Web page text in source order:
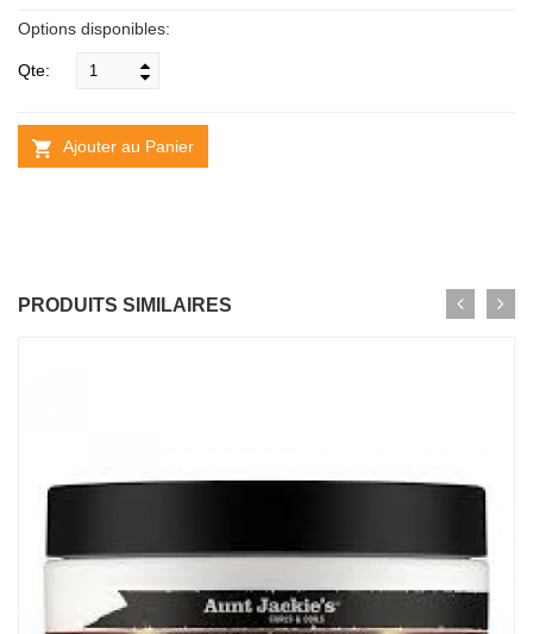
Options disponibles:
Qte:
Ajouter au Panier
PRODUITS SIMILAIRES